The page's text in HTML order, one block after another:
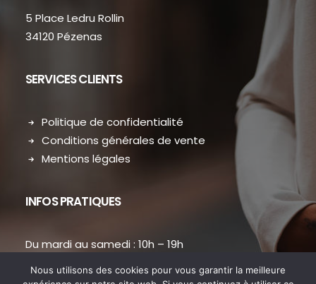
5 Place Ledru Rollin
34120 Pézenas
SERVICES CLIENTS
Politique de confidentialité
Conditions générales de vente
Mentions légales
INFOS PRATIQUES
Du mardi au samedi : 10h – 19h
Téléphone : 04 67 31 38 73
Nous utilisons des cookies pour vous garantir la meilleure